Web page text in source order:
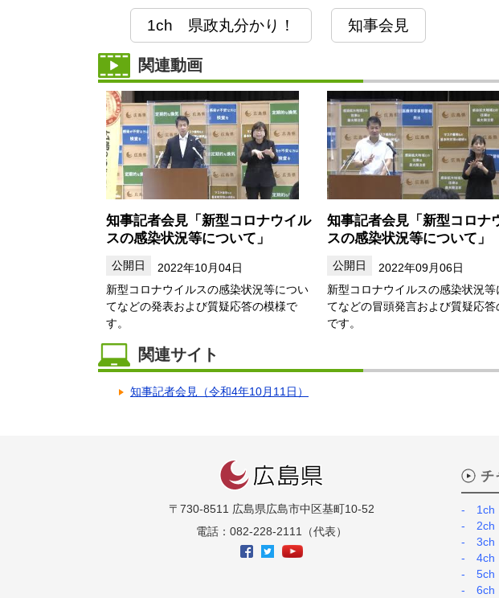
1ch 県政丸分かり！ 知事会見
関連動画
知事記者会見「新型コロナウイル
スの感染状況等について」
2022年10月04日
新型コロナウイルスの感染状況等につい
てなどの発表および質疑応答の模様で
す。
知事記者会見「新型コロナ
スの感染状況等について」
2022年09月06日
新型コロナウイルスの感染状況等
てなどの冒頭発言および質疑応答
です。
関連サイト
知事記者会見（令和4年10月11日）
〒730-8511 広島県広島市中区基町10-52
電話：082-228-2111（代表）
チ
1ch
2ch
3ch
4ch
5ch